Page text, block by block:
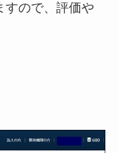
すので、評価や